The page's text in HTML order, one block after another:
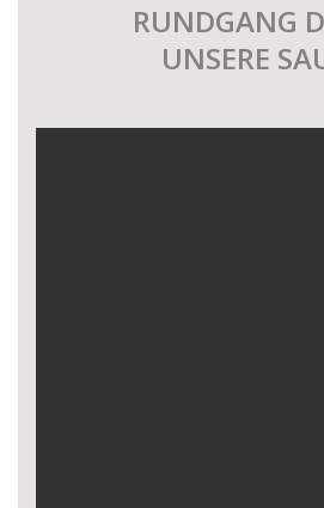
RUNDGANG
UNSERE